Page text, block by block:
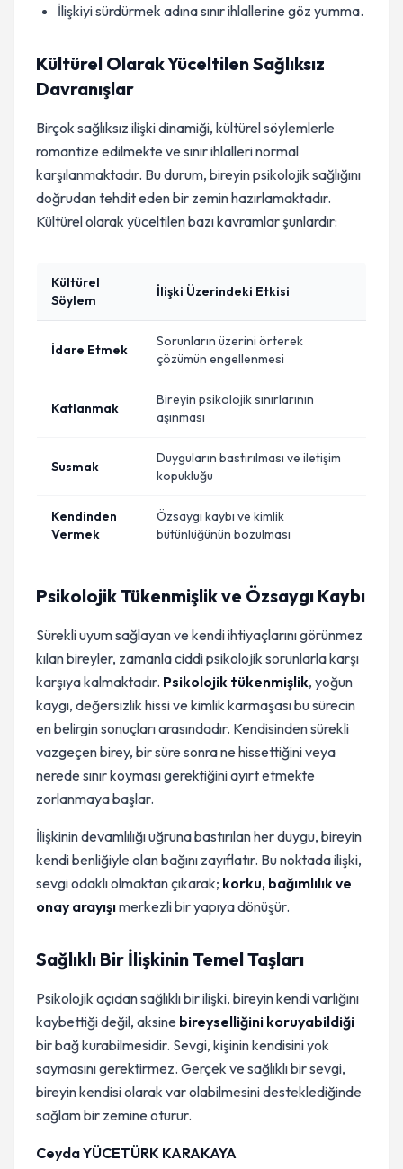
İlişkiyi sürdürmek adına sınır ihlallerine göz yumma.
Kültürel Olarak Yüceltilen Sağlıksız
Davranışlar
Birçok sağlıksız ilişki dinamiği, kültürel söylemlerle
romantize edilmekte ve sınır ihlalleri normal
karşılanmaktadır. Bu durum, bireyin psikolojik sağlığını
doğrudan tehdit eden bir zemin hazırlamaktadır.
Kültürel olarak yüceltilen bazı kavramlar şunlardır:
Kültürel
Söylem
İlişki Üzerindeki Etkisi
İdare Etmek
Sorunların üzerini örterek
çözümün engellenmesi
Katlanmak
Bireyin psikolojik sınırlarının
aşınması
Susmak
Duyguların bastırılması ve iletişim
kopukluğu
Kendinden
Vermek
Özsaygı kaybı ve kimlik
bütünlüğünün bozulması
Psikolojik Tükenmişlik ve Özsaygı Kaybı
Sürekli uyum sağlayan ve kendi ihtiyaçlarını görünmez
kılan bireyler, zamanla ciddi psikolojik sorunlarla karşı
karşıya kalmaktadır. Psikolojik tükenmişlik, yoğun
kaygı, değersizlik hissi ve kimlik karmaşası bu sürecin
en belirgin sonuçları arasındadır. Kendisinden sürekli
vazgeçen birey, bir süre sonra ne hissettiğini veya
nerede sınır koyması gerektiğini ayırt etmekte
zorlanmaya başlar.
İlişkinin devamlılığı uğruna bastırılan her duygu, bireyin
kendi benliğiyle olan bağını zayıflatır. Bu noktada ilişki,
sevgi odaklı olmaktan çıkarak; korku, bağımlılık ve
onay arayışımerkezli bir yapıya dönüşür.
Sağlıklı Bir İlişkinin Temel Taşları
Psikolojik açıdan sağlıklı bir ilişki, bireyin kendi varlığını
kaybettiği değil, aksine bireyselliğini koruyabildiği
bir bağ kurabilmesidir. Sevgi, kişinin kendisini yok
saymasını gerektirmez. Gerçek ve sağlıklı bir sevgi,
bireyin kendisi olarak var olabilmesini desteklediğinde
sağlam bir zemine oturur.
Ceyda YÜCETÜRK KARAKAYA